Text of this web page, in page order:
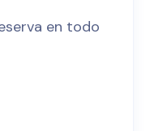
en todo